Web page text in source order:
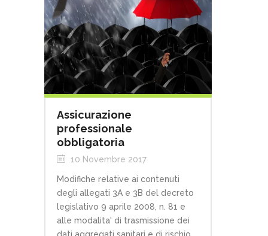
Assicurazione
professionale
obbligatoria
10 Novembre 2017
Modifiche relative ai contenuti
degli allegati 3A e 3B del decreto
legislativo 9 aprile 2008, n. 81 e
alle modalita' di trasmissione dei
dati aggregati sanitari e di rischio